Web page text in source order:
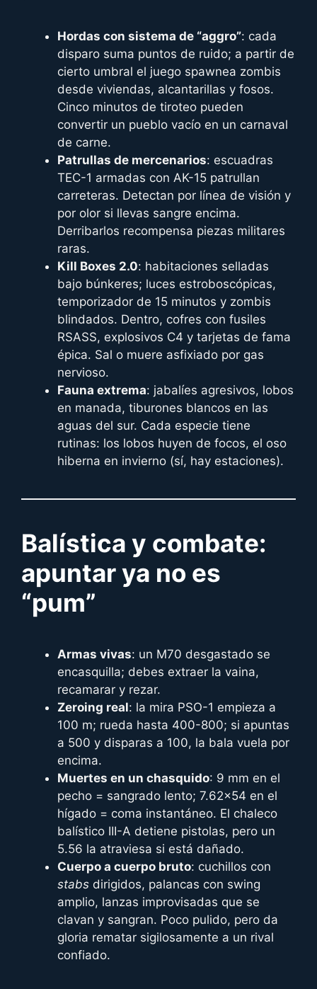
Hordas con sistema de “aggro”: cada
disparo suma puntos de ruido; a partir de
cierto umbral el juego spawnea zombis
desde viviendas, alcantarillas y fosos.
Cinco minutos de tiroteo pueden
convertir un pueblo vacío en un carnaval
de carne.
Patrullas de mercenarios: escuadras
TEC-1 armadas con AK-15 patrullan
carreteras. Detectan por línea de visión y
por olor si llevas sangre encima.
Derribarlos recompensa piezas militares
raras.
Kill Boxes 2.0: habitaciones selladas
bajo búnkeres; luces estroboscópicas,
temporizador de 15 minutos y zombis
blindados. Dentro, cofres con fusiles
RSASS, explosivos C4 y tarjetas de fama
épica. Sal o muere asfixiado por gas
nervioso.
Fauna extrema: jabalíes agresivos, lobos
en manada, tiburones blancos en las
aguas del sur. Cada especie tiene
rutinas: los lobos huyen de focos, el oso
hiberna en invierno (sí, hay estaciones).
Balística y combate:
apuntar ya no es
“pum”
Armas vivas: un M70 desgastado se
encasquilla; debes extraer la vaina,
recamarar y rezar.
Zeroing real: la mira PSO-1 empieza a
100 m; rueda hasta 400-800; si apuntas
a 500 y disparas a 100, la bala vuela por
encima.
Muertes en un chasquido: 9 mm en el
pecho = sangrado lento; 7.62×54 en el
hígado = coma instantáneo. El chaleco
balístico III-A detiene pistolas, pero un
5.56 la atraviesa si está dañado.
Cuerpo a cuerpo bruto: cuchillos con
stabs dirigidos, palancas con swing
amplio, lanzas improvisadas que se
clavan y sangran. Poco pulido, pero da
gloria rematar sigilosamente a un rival
confiado.